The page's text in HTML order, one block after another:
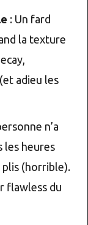
: Un fard
la texture
adieu les
n’a
les heures
plis (horrible).
flawless du